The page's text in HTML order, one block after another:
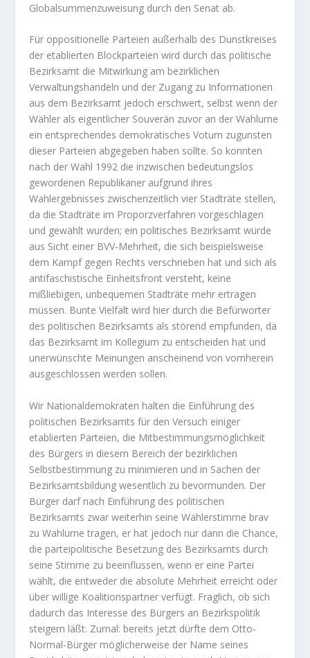
Globalsummenzuweisung durch den Senat ab.
Für oppositionelle Parteien außerhalb des Dunstkreises
der etablierten Blockparteien wird durch das politische
Bezirksamt die Mitwirkung am bezirklichen
Verwaltungshandeln und der Zugang zu Informationen
aus dem Bezirksamt jedoch erschwert, selbst wenn der
Wähler als eigentlicher Souverän zuvor an der Wahlurne
ein entsprechendes demokratisches Votum zugunsten
dieser Parteien abgegeben haben sollte. So konnten
nach der Wahl 1992 die inzwischen bedeutungslos
gewordenen Republikaner aufgrund ihres
Wahlergebnisses zwischenzeitlich vier Stadträte stellen,
da die Stadträte im Proporzverfahren vorgeschlagen
und gewählt wurden; ein politisches Bezirksamt würde
aus Sicht einer BVV-Mehrheit, die sich beispielsweise
dem Kampf gegen Rechts verschrieben hat und sich als
antifaschistische Einheitsfront versteht, keine
mißliebigen, unbequemen Stadträte mehr ertragen
müssen. Bunte Vielfalt wird hier durch die Befürworter
des politischen Bezirksamts als störend empfunden, da
das Bezirksamt im Kollegium zu entscheiden hat und
unerwünschte Meinungen anscheinend von vornherein
ausgeschlossen werden sollen.
Wir Nationaldemokraten halten die Einführung des
politischen Bezirksamts für den Versuch einiger
etablierten Parteien, die Mitbestimmungsmöglichkeit
des Bürgers in diesem Bereich der bezirklichen
Selbstbestimmung zu minimieren und in Sachen der
Bezirksamtsbildung wesentlich zu bevormunden. Der
Bürger darf nach Einführung des politischen
Bezirksamts zwar weiterhin seine Wählerstimme brav
zu Wahlurne tragen, er hat jedoch nur dann die Chance,
die parteipolitische Besetzung des Bezirksamts durch
seine Stimme zu beeinflussen, wenn er eine Partei
wählt, die entweder die absolute Mehrheit erreicht oder
über willige Koalitionspartner verfügt. Fraglich, ob sich
dadurch das Interesse des Bürgers an Bezirkspolitik
steigern läßt. Zumal: bereits jetzt dürfte dem Otto-
Normal-Bürger möglicherweise der Name seines